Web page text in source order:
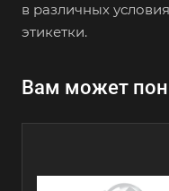
в различных
этикетки.
Вам может